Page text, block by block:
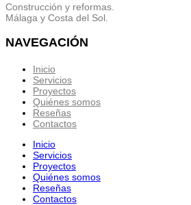
Construcción y reformas.
Málaga y Costa del Sol.
NAVEGACIÓN
Inicio
Servicios
Proyectos
Quiénes somos
Reseñas
Contactos
Inicio
Servicios
Proyectos
Quiénes somos
Reseñas
Contactos